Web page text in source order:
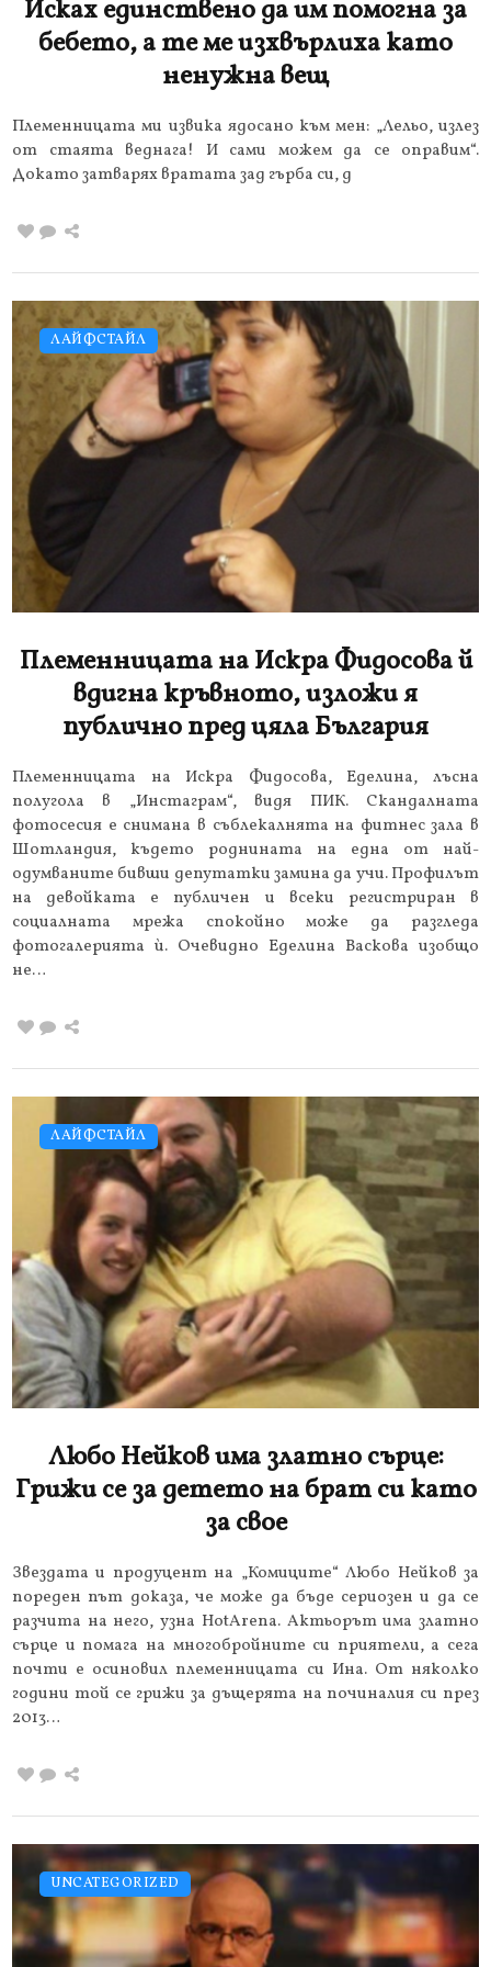
Исках единствено да им помогна за
бебето, а те ме изхвърлиха като
ненужна вещ
Племенницата ми извика ядосано към мен: „Лельо, излез
от стаята веднага! И сами можем да се оправим“.
Докато затварях вратата зад гърба си, д
ЛАЙФСТАЙЛ
Племенницата на Искра Фидосова й
вдигна кръвното, изложи я
публично пред цяла България
Племенницата на Искра Фидосова, Еделина, лъсна
полугола в „Инстаграм“, видя ПИК. Скандалната
фотосесия е снимана в съблекалнята на фитнес зала в
Шотландия, където роднината на една от най-
одумваните бивши депутатки замина да учи. Профилът
на девойката е публичен и всеки регистриран в
социалната мрежа спокойно може да разгледа
фотогалерията ѝ. Очевидно Еделина Васкова изобщо
не…
ЛАЙФСТАЙЛ
Любо Нейков има златно сърце:
Грижи се за детето на брат си като
за свое
Звездата и продуцент на „Комиците“ Любо Нейков за
пореден път доказа, че може да бъде сериозен и да се
разчита на него, узна HotArena. Актьорът има златно
сърце и помага на многобройните си приятели, а сега
почти е осиновил племенницата си Ина. От няколко
години той се грижи за дъщерята на починалия си през
2013…
UNCATEGORIZED